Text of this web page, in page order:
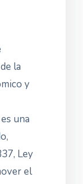
la
y
una
Ley
el